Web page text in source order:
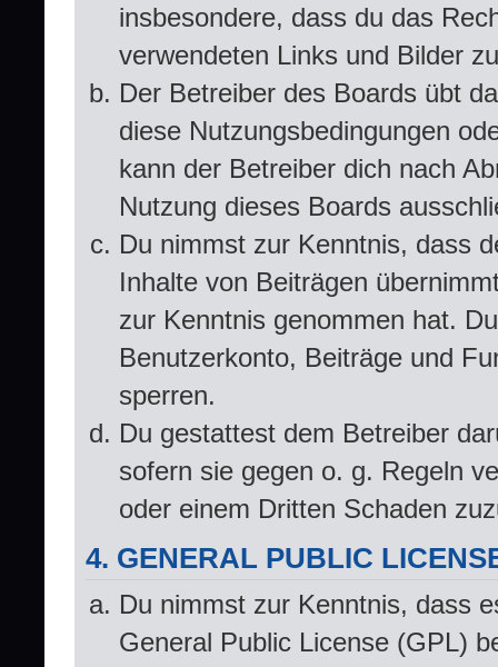
insbesondere, dass du das
verwendeten Links und Bilder
Der Betreiber des Boards übt
diese Nutzungsbedingungen
kann der Betreiber dich nach
Nutzung dieses Boards
Du nimmst zur Kenntnis, dass
Inhalte von Beiträgen
zur Kenntnis genommen hat.
Benutzerkonto, Beiträge und
sperren.
Du gestattest dem Betreiber
sofern sie gegen o. g. Regeln
oder einem Dritten Schaden
4. GENERAL PUBLIC
Du nimmst zur Kenntnis, dass
General Public License (GPL)